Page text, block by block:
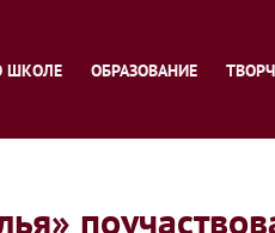
ШКОЛЕ ОБРАЗОВАНИЕ